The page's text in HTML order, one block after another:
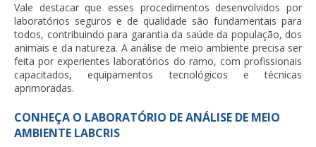
Vale destacar que esses procedimentos desenvolvidos por
laboratórios seguros e de qualidade são fundamentais para
todos, contribuindo para garantia da saúde da população, dos
animais e da natureza. A análise de meio ambiente precisa ser
feita por experientes laboratórios do ramo, com profissionais
capacitados, equipamentos tecnológicos e técnicas
aprimoradas.
CONHEÇA O LABORATÓRIO DE ANÁLISE DE MEIO
AMBIENTE LABCRIS